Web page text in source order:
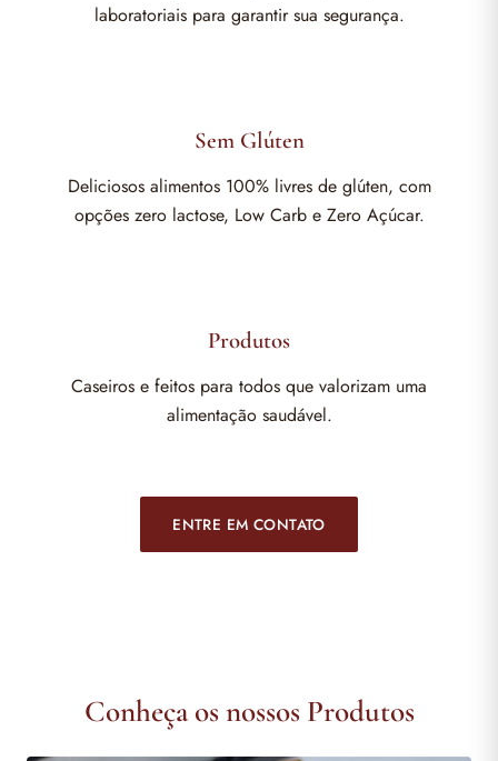
laboratoriais para garantir sua segurança.
Sem Glúten
Deliciosos alimentos 100% livres de glúten, com
opções zero lactose, Low Carb e Zero Açúcar.
Produtos
Caseiros e feitos para todos que valorizam uma
alimentação saudável.
ENTRE EM CONTATO
Conheça os nossos Produtos